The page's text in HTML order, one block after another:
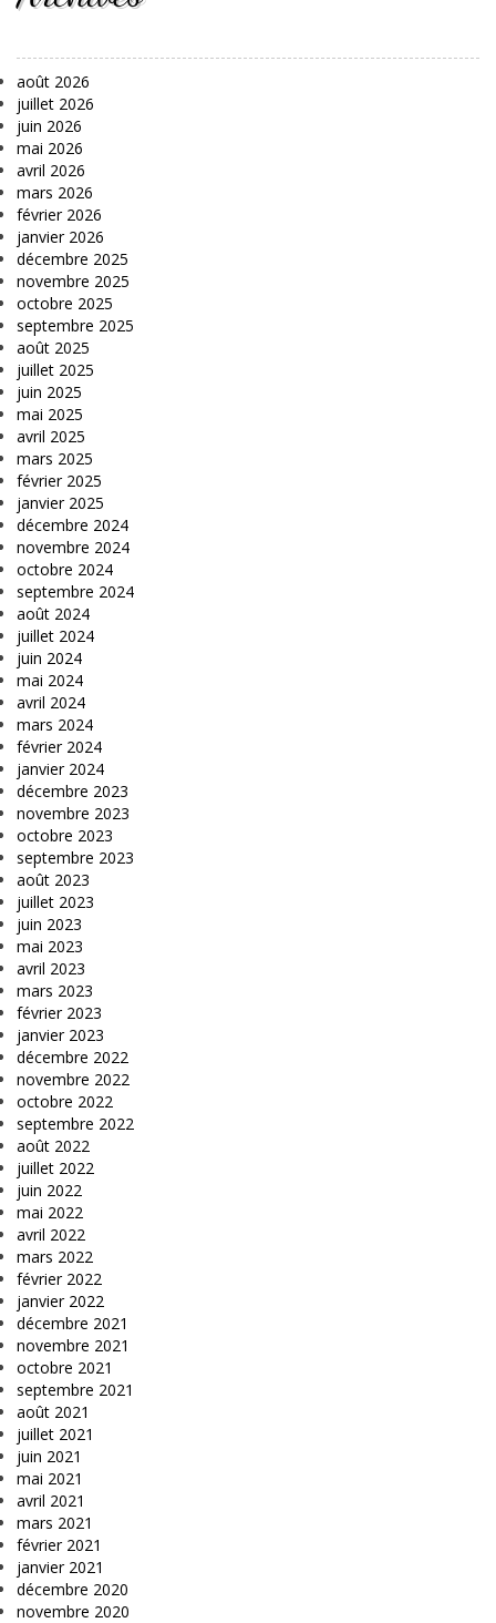
août 2026
juillet 2026
juin 2026
mai 2026
avril 2026
mars 2026
février 2026
janvier 2026
décembre 2025
novembre 2025
octobre 2025
septembre 2025
août 2025
juillet 2025
juin 2025
mai 2025
avril 2025
mars 2025
février 2025
janvier 2025
décembre 2024
novembre 2024
octobre 2024
septembre 2024
août 2024
juillet 2024
juin 2024
mai 2024
avril 2024
mars 2024
février 2024
janvier 2024
décembre 2023
novembre 2023
octobre 2023
septembre 2023
août 2023
juillet 2023
juin 2023
mai 2023
avril 2023
mars 2023
février 2023
janvier 2023
décembre 2022
novembre 2022
octobre 2022
septembre 2022
août 2022
juillet 2022
juin 2022
mai 2022
avril 2022
mars 2022
février 2022
janvier 2022
décembre 2021
novembre 2021
octobre 2021
septembre 2021
août 2021
juillet 2021
juin 2021
mai 2021
avril 2021
mars 2021
février 2021
janvier 2021
décembre 2020
novembre 2020